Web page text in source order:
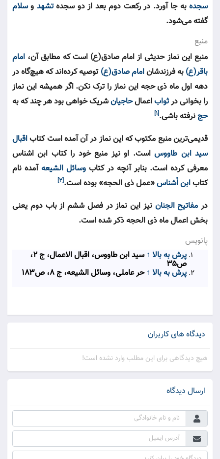
سجدهبه جا آورد. در رکعت دوم بعد از دو سجدهتشهد وسلام
گفته می‌شود.
منبع
منبع این نماز حدیثی از امام صادق(ع) است که مطابق آن، امام
باقر(ع) به فرزندشانامام صادق(ع) توصیه کرده‌اند که هیچ‌گاه در
دهه اول ماه ذی حجه این نماز را ترک نکن. اگر همیشه این نماز
را بخوانی درثواباعمالحاجیانشریک خواهی بود هر چند که به
حجنرفته باشی.[۱]
قدیمی‌ترین منبع مکتوب که این نماز در آن آمده است کتاباقبال
سید ابن طاووساست. او نیز منبع خود را کتاب ابن اشناس
معرفی کرده است. بنابر آنچه در کتاب وسائل الشیعه آمده نام
کتابابن اُشناس«عمل ذی الحجه» بوده است.[۲]
در مفاتیح الجنان نیز این نماز در فصل ششم از باب دوم یعنی
بخش اعمال ماه ذی الحجه ذکر شده است.
پانویس
پرش به بالا ↑ سید ابن طاووس، اقبال الاعمال، ج ۲،
ص۳۵
پرش به بالا ↑ حر عاملی، وسائل الشیعه، ج ۸، ص۱۸۳
دیدگاه های کاربران
هیچ دیدگاهی برای این مطلب وارد نشده است!
ارسال دیدگاه